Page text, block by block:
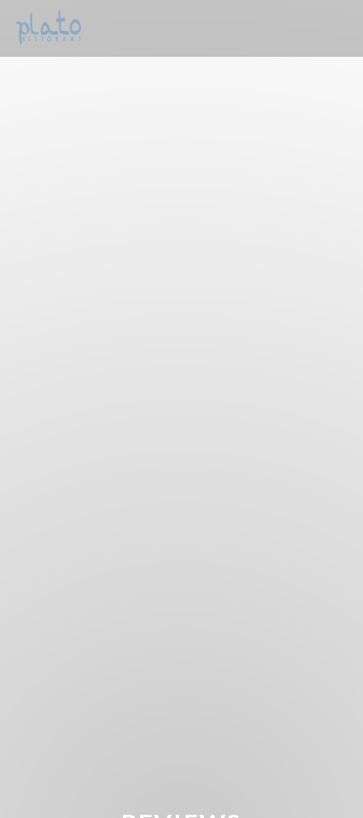
Cookies beheer paneel